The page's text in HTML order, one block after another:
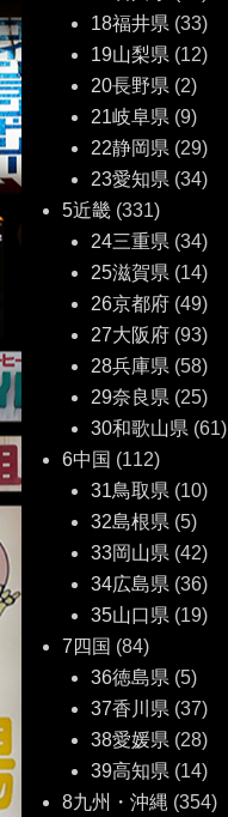
18福井県 (33)
19山梨県 (12)
20長野県 (2)
21岐阜県 (9)
22静岡県 (29)
23愛知県 (34)
5近畿(331)
24三重県 (34)
25滋賀県 (14)
26京都府(49)
27大阪府(93)
28兵庫県 (58)
29奈良県 (25)
30和歌山県 (61)
6中国 (112)
31鳥取県 (10)
32島根県 (5)
33岡山県 (42)
34広島県 (36)
35山口県 (19)
7四国 (84)
36徳島県 (5)
37香川県 (37)
38愛媛県 (28)
39高知県 (14)
8九州・沖縄 (354)